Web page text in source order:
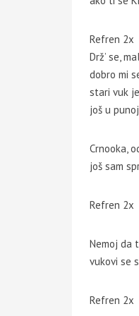
Refren 2x
Drž’ se,
dobro mi
stari vuk je
još u
Crnooka,
još sam
Refren 2x
Nemoj da
vukovi se
Refren 2x